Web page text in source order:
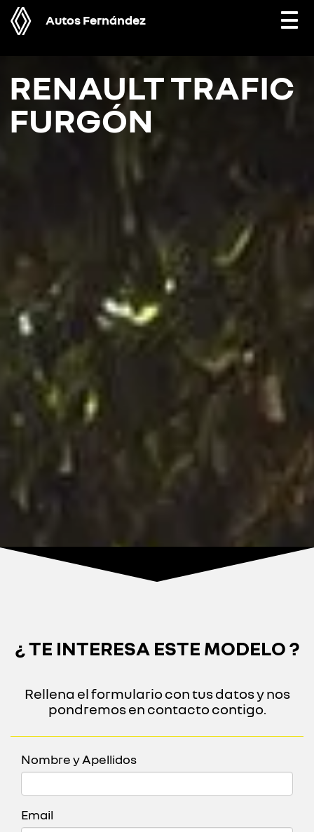
Autos Fernández
RENAULT TRAFIC
FURGÓN
¿ TE INTERESA ESTE MODELO ?
Rellena el formulario con tus datos y nos
pondremos en contacto contigo.
Nombre y Apellidos
Email